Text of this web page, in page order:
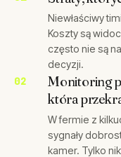
Niewłaściwy
Koszty są
często nie są
decyzji.
Monitoring
która
W fermie z
sygnały
kamer. Tylko